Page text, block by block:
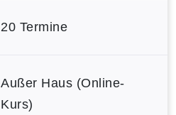
20 Termine
Außer Haus (Online-
Kurs)